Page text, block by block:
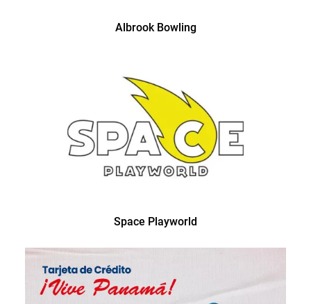
Albrook Bowling
Space Playworld